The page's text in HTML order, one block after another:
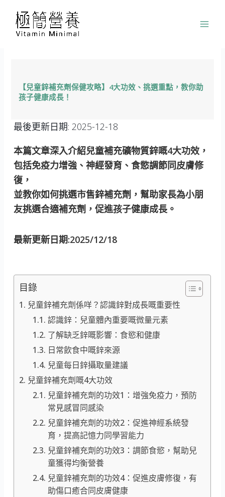
【兒童鋅補充劑保健攻略】4大功效、挑選重點，教你助
孩子健康成長！
最後更新日期: 2025-12-18
本篇文章深入介紹兒童補充礦物質鋅嘅4大功效，
包括免疫力增強、神經發育、食慾調節同皮膚修
復，
並教你如何挑選市售鋅補充劑，幫助家長為小朋
友挑選合適補充劑，促進孩子健康成長。
最新更新日期:2025/12/18
目錄
兒童鋅補充劑係咩？認識鋅對成長嘅重要性
認識鋅：兒童體內重要嘅微量元素
了解缺乏鋅嘅影響：食慾和健康
日常飲食中嘅鋅來源
兒童每日鋅攝取量建議
兒童鋅補充劑嘅4大功效
兒童鋅補充劑的功效1：增強免疫力，預防
常見感冒同感染
兒童鋅補充劑的功效2：促進神經系統發
育，提高記憶力同學習能力
兒童鋅補充劑的功效3：調節食慾，幫助兒
童獲得均衡營養
兒童鋅補充劑的功效4：促進皮膚修復，有
助傷口癒合同皮膚健康